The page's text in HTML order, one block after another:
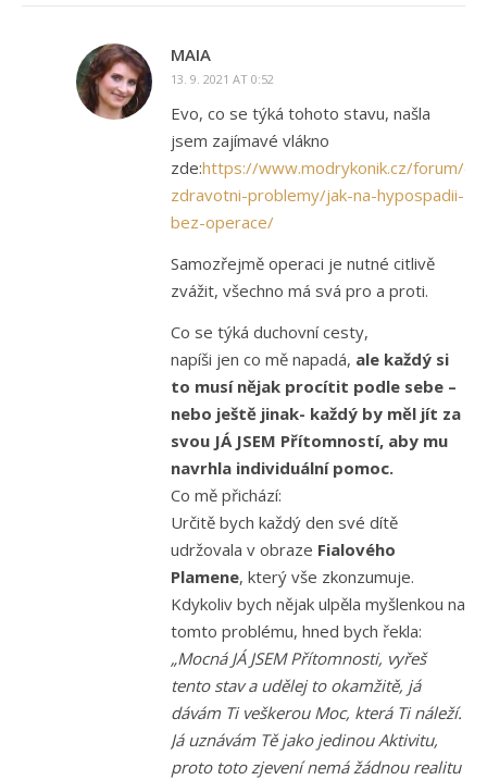
MAIA
13. 9. 2021 AT 0:52
Evo, co se týká tohoto stavu, našla
jsem zajímavé vlákno
zde:https://www.modrykonik.cz/forum/
zdravotni-problemy/jak-na-hypospadii-
bez-operace/
Samozřejmě operaci je nutné citlivě
zvážit, všechno má svá pro a proti.
Co se týká duchovní cesty,
napíši jen co mě napadá, ale každý si
to musí nějak procítit podle sebe –
nebo ještě jinak- každý by měl jít za
svou JÁ JSEM Přítomností, aby mu
navrhla individuální pomoc.
Co mě přichází:
Určitě bych každý den své dítě
udržovala v obraze Fialového
Plamene, který vše zkonzumuje.
Kdykoliv bych nějak ulpěla myšlenkou na
tomto problému, hned bych řekla:
„Mocná JÁ JSEM Přítomnosti, vyřeš
tento stav a udělej to okamžitě, já
dávám Ti veškerou Moc, která Ti náleží.
Já uznávám Tě jako jedinou Aktivitu,
proto toto zjevení nemá žádnou realitu